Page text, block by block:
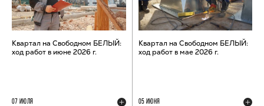
Квартал на Свободном БЕЛЫЙ:
ход работ в июне 2026 г.
07 ИЮЛЯ
Квартал на Свободном БЕЛЫЙ:
ход работ в мае 2026 г.
05 ИЮНЯ